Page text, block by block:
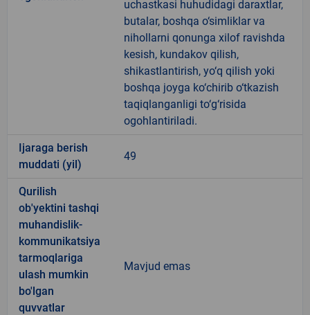
uchastkasi huhudidagi daraxtlar,
butalar, boshqa o‘simliklar va
nihollarni qonunga xilof ravishda
kesish, kundakov qilish,
shikastlantirish, yo‘q qilish yoki
boshqa joyga ko‘chirib o‘tkazish
taqiqlanganligi to‘g‘risida
ogohlantiriladi.
Ijaraga berish
muddati (yil)
49
Qurilish
ob'yektini tashqi
muhandislik-
kommunikatsiya
tarmoqlariga
ulash mumkin
bo'lgan
quvvatlar
Mavjud emas